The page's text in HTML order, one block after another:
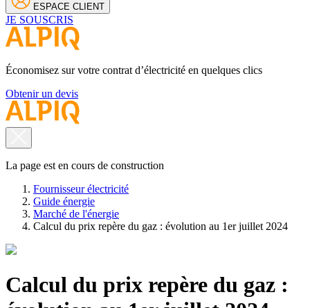
ESPACE CLIENT
JE SOUSCRIS
Économisez sur votre contrat d’électricité en quelques clics
Obtenir un devis
La page est en cours de construction
Fournisseur électricité
Guide énergie
Marché de l'énergie
Calcul du prix repère du gaz : évolution au 1er juillet 2024
Calcul du prix repère du gaz :